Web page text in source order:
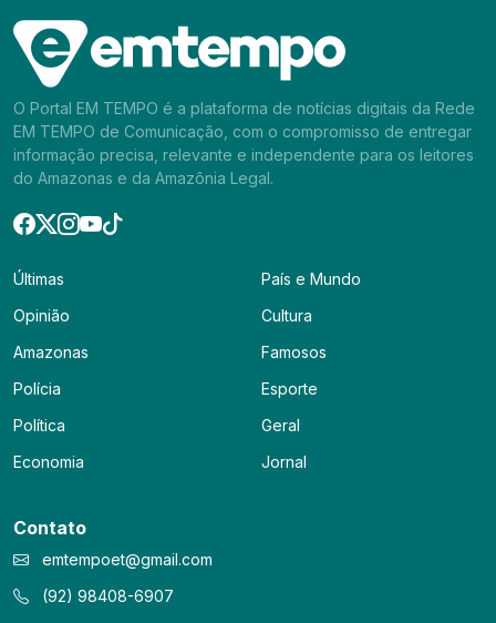
O Portal EM TEMPO é a plataforma de notícias digitais da Rede
EM TEMPO de Comunicação, com o compromisso de entregar
informação precisa, relevante e independente para os leitores
do Amazonas e da Amazônia Legal.
Últimas
Opinião
Amazonas
Polícia
Política
Economia
País e Mundo
Cultura
Famosos
Esporte
Geral
Jornal
Contato
emtempoet@gmail.com
(92) 98408-6907